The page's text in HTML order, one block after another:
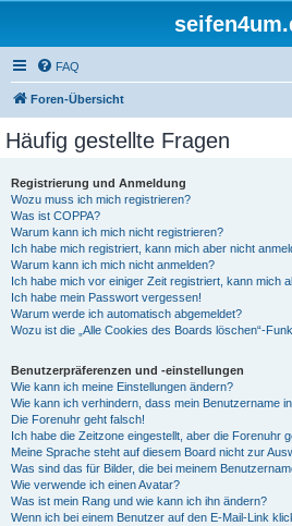
FAQ
Foren-Übersicht
Häufig gestellte Fragen
Registrierung und Anmeldung
Wozu muss ich mich registrieren?
Was ist COPPA?
Warum kann ich mich nicht registrieren?
Ich habe mich registriert, kann mich aber nicht
Warum kann ich mich nicht anmelden?
Ich habe mich vor einiger Zeit registriert, kann mich
Ich habe mein Passwort vergessen!
Warum werde ich automatisch abgemeldet?
Wozu ist die „Alle Cookies des Boards löschen“-
Benutzerpräferenzen und -einstellungen
Wie kann ich meine Einstellungen ändern?
Wie kann ich verhindern, dass mein Benutzername
Die Forenuhr geht falsch!
Ich habe die Zeitzone eingestellt, aber die Forenuhr
Meine Sprache steht auf diesem Board nicht zur
Was sind das für Bilder, die bei meinem
Wie verwende ich einen Avatar?
Was ist mein Rang und wie kann ich ihn ändern?
Wenn ich bei einem Benutzer auf den E-Mail-Link